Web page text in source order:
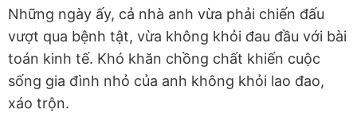
Những ngày ấy, cả nhà anh vừa phải chiến đấu
vượt qua bệnh tật, vừa không khỏi đau đầu với bài
toán kinh tế. Khó khăn chồng chất khiến cuộc
sống gia đình nhỏ của anh không khỏi lao đao,
xáo trộn.